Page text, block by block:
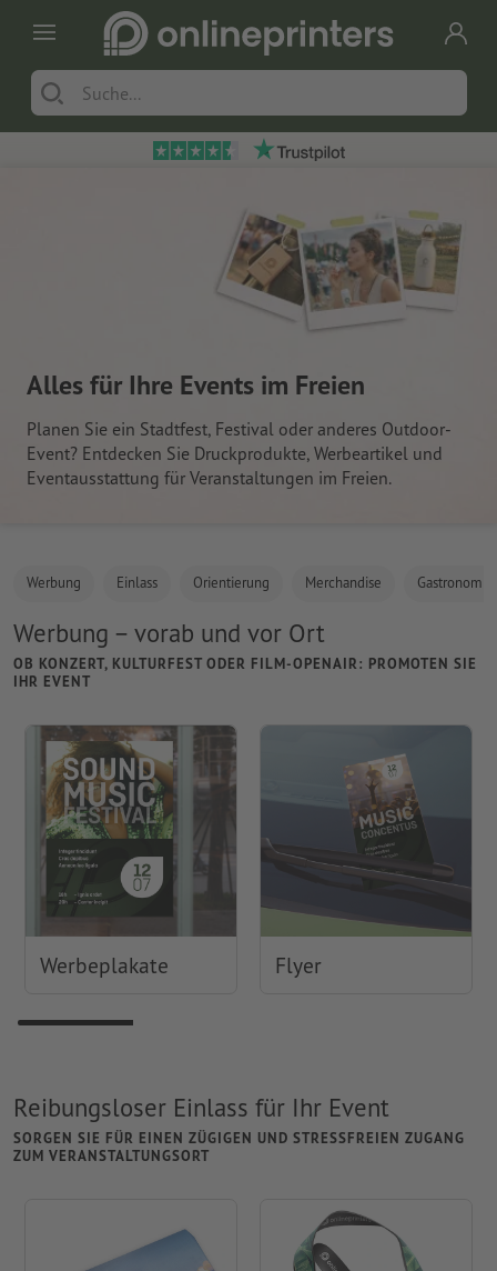
Alles für Ihre Events im Freien
Planen Sie ein Stadtfest, Festival oder anderes Outdoor-
Event? Entdecken Sie Druckprodukte, Werbeartikel und
Eventausstattung für Veranstaltungen im Freien.
Werbung Einlass Orientierung Merchandise Gastronomie
Werbung – vorab und vor Ort
OB KONZERT, KULTURFEST ODER FILM-OPENAIR: PROMOTEN SIE
IHR EVENT
Werbeplakate Flyer
Reibungsloser Einlass für Ihr Event
SORGEN SIE FÜR EINEN ZÜGIGEN UND STRESSFREIEN ZUGANG
ZUM VERANSTALTUNGSORT